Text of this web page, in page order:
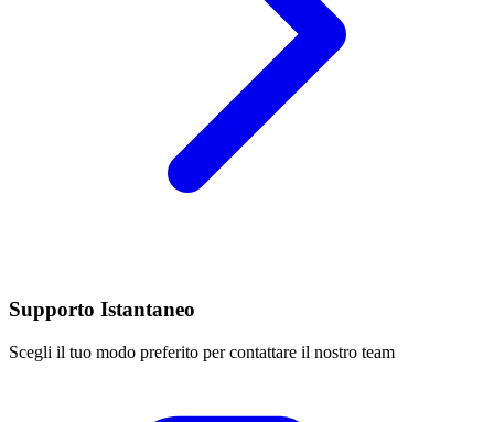
Supporto Istantaneo
Scegli il tuo modo preferito per contattare il nostro team